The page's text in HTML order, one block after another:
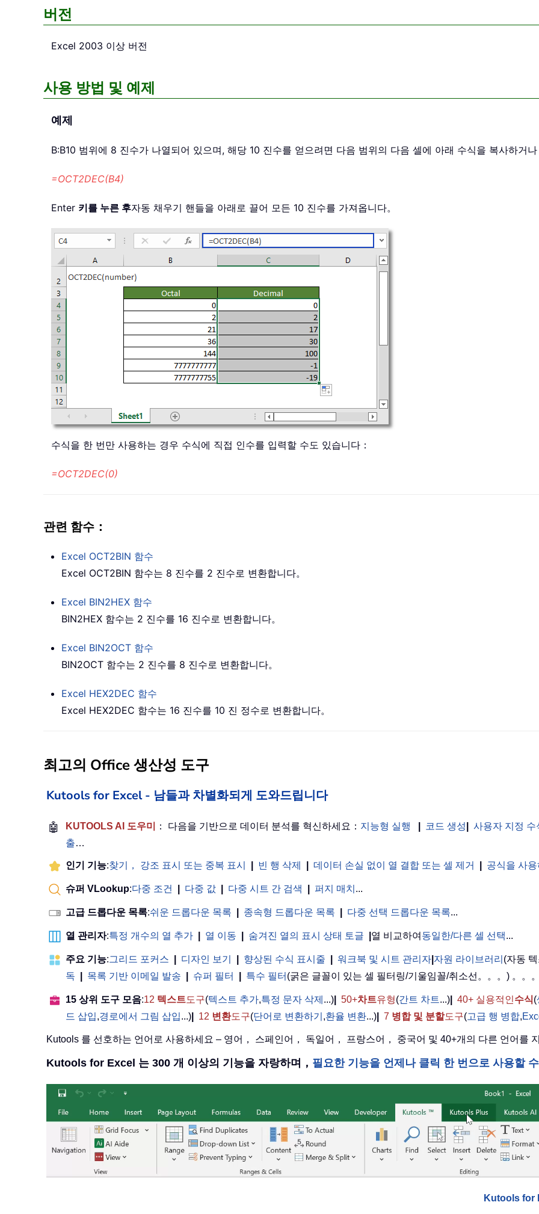
버전
Excel 2003 이상 버전
사용 방법 및 예제
예제
B:B10 범위에 8 진수가 나열되어 있으며, 해당 10 진수를 얻으려면 다음 범위의 다음 셀에 아래 수식을 복사하거나
=OCT2DEC(B4)
Enter 키를 누른 후자동 채우기 핸들을 아래로 끌어 모든 10 진수를 가져옵니다。
수식을 한 번만 사용하는 경우 수식에 직접 인수를 입력할 수도 있습니다：
=OCT2DEC(0)
관련 함수：
Excel OCT2BIN 함수
Excel OCT2BIN 함수는 8 진수를 2 진수로 변환합니다。
Excel BIN2HEX 함수
BIN2HEX 함수는 2 진수를 16 진수로 변환합니다。
Excel BIN2OCT 함수
BIN2OCT 함수는 2 진수를 8 진수로 변환합니다。
Excel HEX2DEC 함수
Excel HEX2DEC 함수는 16 진수를 10 진 정수로 변환합니다。
최고의 Office 생산성 도구
Kutools for Excel - 남들과 차별화되게 도와드립니다
🤖 KUTOOLS AI 도우미 ： 다음을 기반으로 데이터 분석를 혁신하세요： 지능형 실행 코드 생성 사용자 지정 수
출…
인기 기능:찾기， 강조 표시 또는 중복 표시 빈 행 삭제 데이터 손실 없이 열 결합 또는 셀 제거 공식을 사
슈퍼 VLookup:다중 조건 다중 값 다중 시트 간 검색 퍼지 매치 ...
고급 드롭다운 목록:쉬운 드롭다운 목록 종속형 드롭다운 목록 다중 선택 드롭다운 목록...
열 관리자:특정 개수의 열 추가 열 이동 숨겨진 열의 표시 상태 토글 열 비교하여 동일한/다른 셀 선택...
주요 기능:그리드 포커스 디자인 보기 향상된 수식 표시줄 워크북 및 시트 관리자 자원 라이브러리 (자동
독
목록 기반 이메일 발송 슈퍼 필터 특수 필터 (굵은 글꼴이 있는 셀 필터링/기울임꼴/취소선。。。) 。。。
15 상위 도구 모음:12 텍스트도구(텍스트 추가,특정 문자 삭제 ...) 50+차트유형(간트 차트...) 40+ 실용적인수식(
드 삽입,경로에서 그림 삽입...) 12 변환도구(단어로 변환하기 ,환율 변환...) 7 병합 및 분할도구(고급 행 병합,
Kutools 를 선호하는 언어로 사용하세요 – 영어， 스페인어， 독일어， 프랑스어， 중국어 및 40+개의 다른 언어를
Kutools for Excel 는 300 개 이상의 기능을 자랑하며， 필요한 기능을 언제나 클릭 한 번으로 사용할 수
Kutools for